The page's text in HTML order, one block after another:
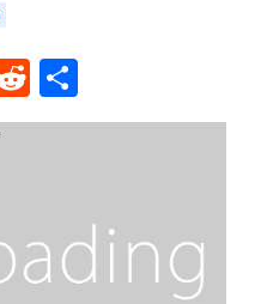
Reddit